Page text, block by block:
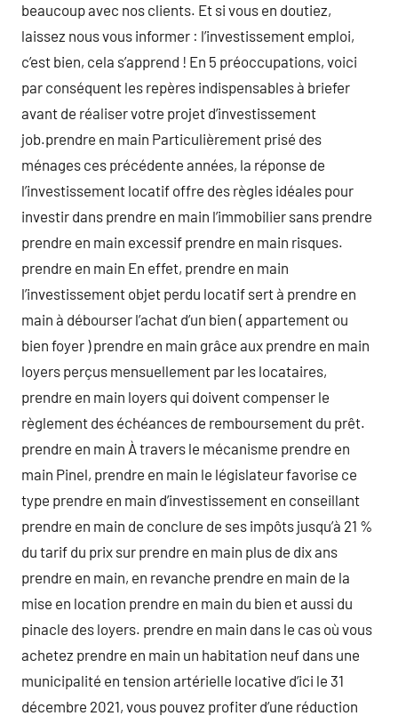
beaucoup avec nos clients. Et si vous en doutiez,
laissez nous vous informer : l’investissement emploi,
c’est bien, cela s’apprend ! En 5 préoccupations, voici
par conséquent les repères indispensables à briefer
avant de réaliser votre projet d’investissement
job.prendre en main Particulièrement prisé des
ménages ces précédente années, la réponse de
l’investissement locatif offre des règles idéales pour
investir dans prendre en main l’immobilier sans prendre
prendre en main excessif prendre en main risques.
prendre en main En effet, prendre en main
l’investissement objet perdu locatif sert à prendre en
main à débourser l’achat d’un bien ( appartement ou
bien foyer ) prendre en main grâce aux prendre en main
loyers perçus mensuellement par les locataires,
prendre en main loyers qui doivent compenser le
règlement des échéances de remboursement du prêt.
prendre en main À travers le mécanisme prendre en
main Pinel, prendre en main le législateur favorise ce
type prendre en main d’investissement en conseillant
prendre en main de conclure de ses impôts jusqu’à 21 %
du tarif du prix sur prendre en main plus de dix ans
prendre en main, en revanche prendre en main de la
mise en location prendre en main du bien et aussi du
pinacle des loyers. prendre en main dans le cas où vous
achetez prendre en main un habitation neuf dans une
municipalité en tension artérielle locative d’ici le 31
décembre 2021, vous pouvez profiter d’une réduction